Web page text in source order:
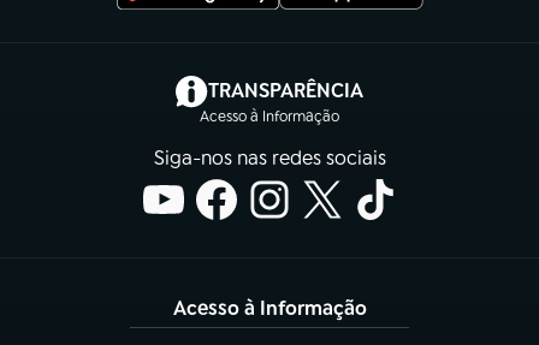
TRANSPARÊNCIA
Acesso à Informação
(abre em nova aba)
Siga-nos nas redes sociais
Acesso à Informação